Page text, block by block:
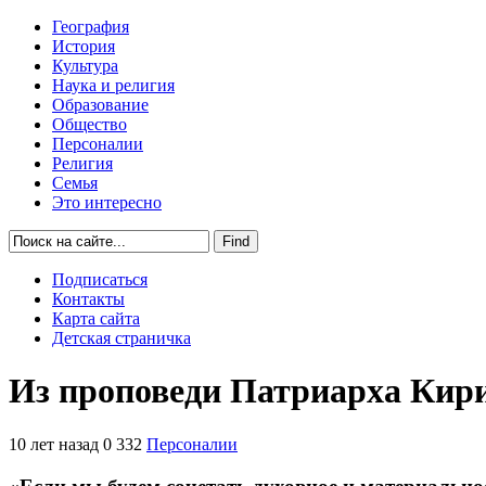
География
История
Культура
Наука и религия
Образование
Общество
Персоналии
Религия
Семья
Это интересно
Подписаться
Контакты
Карта сайта
Детская страничка
Из проповеди Патриарха
10 лет назад 0 332 Персоналии